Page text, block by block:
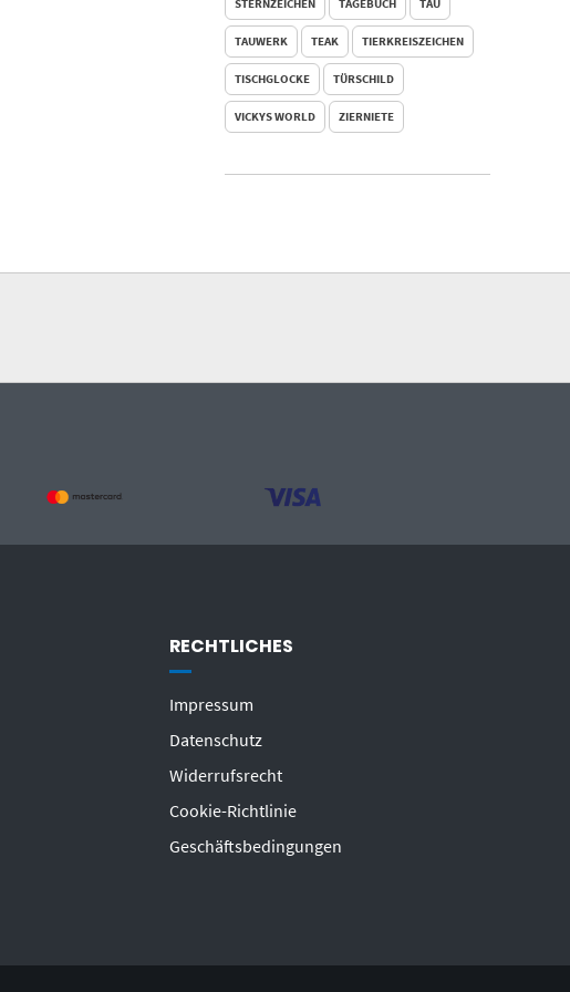
STERNZEICHEN TAGEBUCH TAU
TAUWERK TEAK TIERKREISZEICHEN
TISCHGLOCKE TÜRSCHILD
VICKYS WORLD ZIERNIETE
RECHTLICHES
Impressum
Datenschutz
Widerrufsrecht
Cookie-Richtlinie
Geschäftsbedingungen